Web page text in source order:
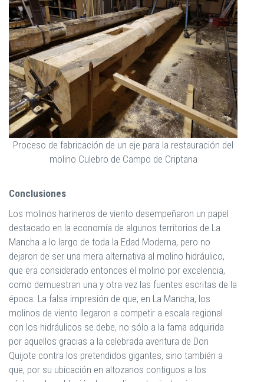
Proceso de fabricación de un eje para la restauración del
molino Culebro de Campo de Criptana
Conclusiones
Los molinos harineros de viento desempeñaron un papel
destacado en la economía de algunos territorios de La
Mancha a lo largo de toda la Edad Moderna, pero no
dejaron de ser una mera alternativa al molino hidráulico,
que era considerado entonces el molino por excelencia,
como demuestran una y otra vez las fuentes escritas de la
época. La falsa impresión de que, en La Mancha, los
molinos de viento llegaron a competir a escala regional
con los hidráulicos se debe, no sólo a la fama adquirida
por aquellos gracias a la celebrada aventura de Don
Quijote contra los pretendidos gigantes, sino también a
que, por su ubicación en altozanos contiguos a los